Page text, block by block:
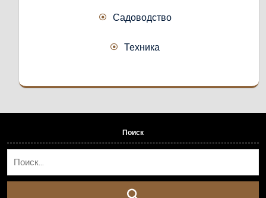
Садоводство
Техника
Поиск